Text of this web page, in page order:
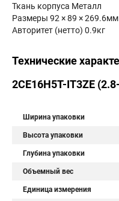
Ткань корпуса Металл
Размеры 92 × 89 × 269.6мм
Авторитет (нетто) 0.9кг
Технические
2CE16H5T-IT3ZE
Ширина упаковки
Высота упаковки
Глубина упаковки
Объемный вес
Единица измерения